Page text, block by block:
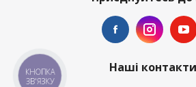
Наші контакти
КНОПКА
ЗВ'ЯЗКУ